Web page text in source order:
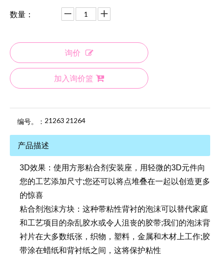
数量：
询价
加入询价篮
编号。： 21263 21264
产品描述
3D效果：使用方形粘合剂安装座，用轻微的3D元件向
您的工艺添加尺寸;您还可以将点堆叠在一起以创造更多
的惊喜
粘合剂泡沫方块：这种带粘性背衬的泡沫可以替代家庭
和工艺项目的杂乱胶水或令人沮丧的胶带;我们的泡沫背
衬片在大多数纸张，织物，塑料，金属和木材上工作;胶
带涂在蜡纸和背衬纸之间，这将保护粘性